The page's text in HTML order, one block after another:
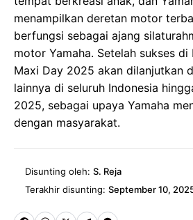
menampilkan deretan motor
berfungsi sebagai ajang
motor Yamaha. Setelah sukses di
Maxi Day 2025 akan dilanjutkan
lainnya di seluruh Indonesia
2025, sebagai upaya Yamaha
dengan masyarakat.
Disunting oleh: S. Reja
Terakhir disunting: September 10,